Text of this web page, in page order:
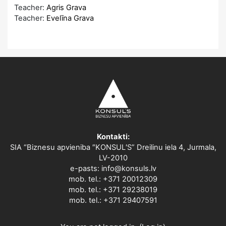
Teacher: Agris Grava
Teacher: Evelīna Grava
Kontakti:
SIA “Biznesu apvieniba ″KONSUL′S” Dreilinu iela 4, Jurmala,
LV-2010
e-pasts: info@konsuls.lv
mob. tel.: +371 20012309
mob. tel.: +371 29238019
mob. tel.: +371 29407591